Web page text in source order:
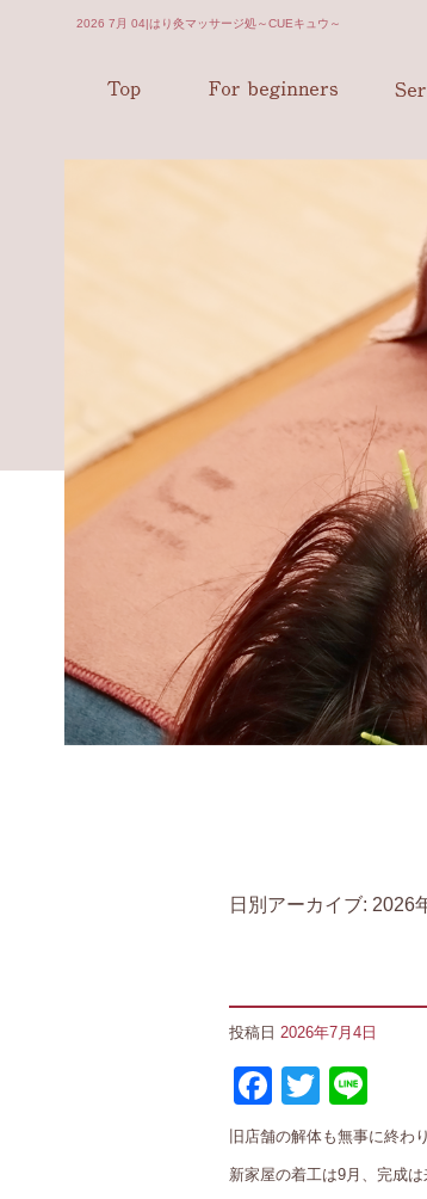
2026 7月 04|はり灸マッサージ処～CUEキュウ～
日別アーカイブ: 2026
投稿日 2026年7月4日
Facebook
Twitter
旧店舗の解体も無事に終わ
新家屋の着工は9月、完成は